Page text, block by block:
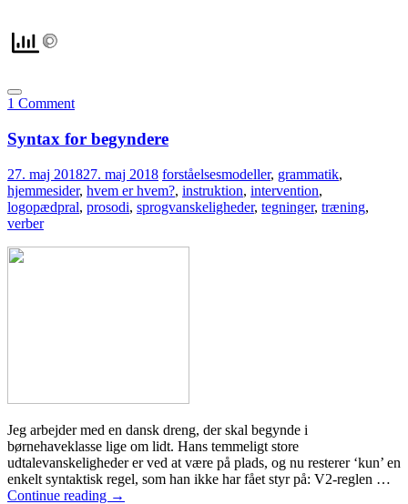
1 Comment
Syntax for begyndere
27. maj 201827. maj 2018 forståelsesmodeller, grammatik,
hjemmesider, hvem er hvem?, instruktion, intervention,
logopædpral, prosodi, sprogvanskeligheder, tegninger, træning,
verber
Jeg arbejder med en dansk dreng, der skal begynde i
børnehaveklasse lige om lidt. Hans temmeligt store
udtalevanskeligheder er ved at være på plads, og nu resterer ‘kun’ en
enkelt syntaktisk regel, som han ikke har fået styr på: V2-reglen …
Continue reading →